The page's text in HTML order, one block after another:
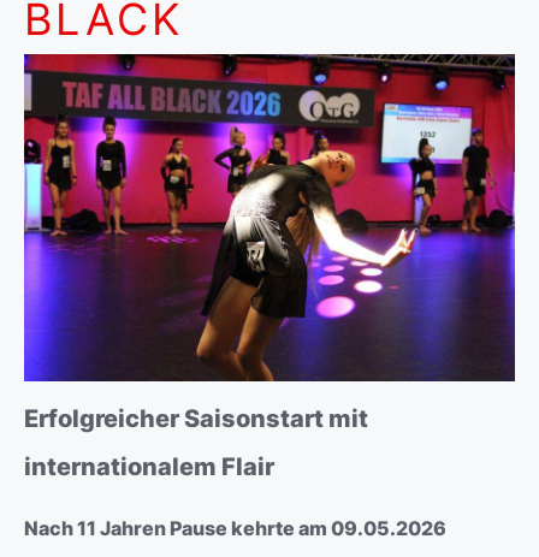
BLACK
Erfolgreicher Saisonstart mit
internationalem Flair
Nach 11 Jahren Pause kehrte am 09.05.2026